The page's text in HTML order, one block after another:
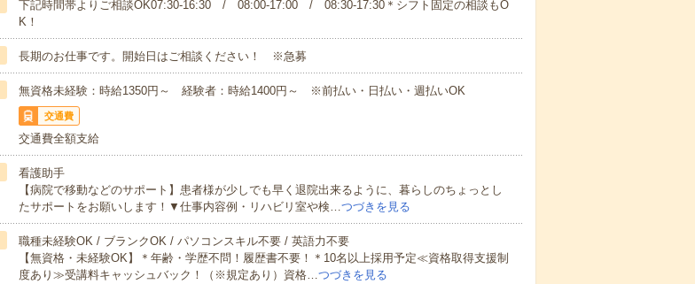
下記時間帯よりご相談OK07:30-16:30 / 08:00-17:00 / 08:30-17:30＊シフト固定の相談もO
K！
長期のお仕事です。開始日はご相談ください！ ※急募
無資格未経験：時給1350円～ 経験者：時給1400円～ ※前払い・日払い・週払いOK
交通費
交通費全額支給
看護助手
【病院で移動などのサポート】患者様が少しでも早く退院出来るように、暮らしのちょっとし
たサポートをお願いします！▼仕事内容例・リハビリ室や検…つづきを見る
職種未経験OK / ブランクOK / パソコンスキル不要 / 英語力不要
【無資格・未経験OK】＊年齢・学歴不問！履歴書不要！＊10名以上採用予定≪資格取得支援制
度あり≫受講料キャッシュバック！（※規定あり）資格…つづきを見る